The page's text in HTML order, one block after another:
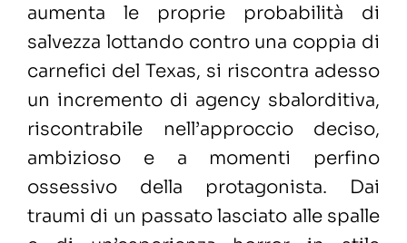
aumenta le proprie probabilità di
salvezza lottando contro una coppia di
carnefici del Texas, si riscontra adesso
un incremento di agency sbalorditiva,
riscontrabile nell’approccio deciso,
ambizioso e a momenti perfino
ossessivo della protagonista. Dai
traumi di un passato lasciato alle spalle